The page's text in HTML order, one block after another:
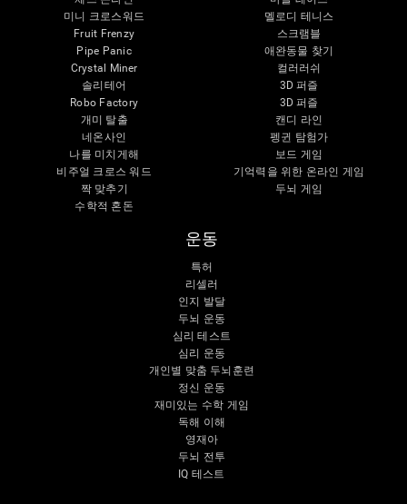
미니 크로스워드
Fruit Frenzy
Pipe Panic
Crystal Miner
솔리테어
Robo Factory
개미 탈출
네온사인
나를 미치게해
비주얼 크로스 워드
짝 맞추기
수학적 혼돈
멜로디 테니스
스크램블
애완동물 찾기
컬러러쉬
3D 퍼즐
3D 퍼즐
캔디 라인
펭귄 탐험가
보드 게임
기억력을 위한 온라인 게임
두뇌 게임
운동
특허
리셀러
인지 발달
두뇌 운동
심리 테스트
심리 운동
개인별 맞춤 두뇌훈련
정신 운동
재미있는 수학 게임
독해 이해
영재아
두뇌 전투
IQ 테스트